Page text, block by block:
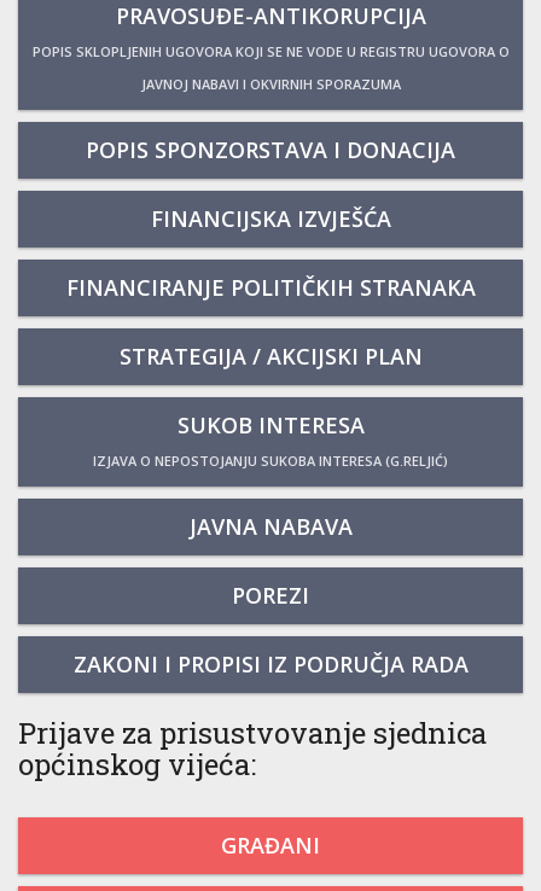
PRAVOSUĐE-ANTIKORUPCIJA
POPIS SKLOPLJENIH UGOVORA KOJI SE NE VODE U REGISTRU UGOVORA O
JAVNOJ NABAVI I OKVIRNIH SPORAZUMA
POPIS SPONZORSTAVA I DONACIJA
FINANCIJSKA IZVJEŠĆA
FINANCIRANJE POLITIČKIH STRANAKA
STRATEGIJA / AKCIJSKI PLAN
SUKOB INTERESA
IZJAVA O NEPOSTOJANJU SUKOBA INTERESA (G.RELJIĆ)
JAVNA NABAVA
POREZI
ZAKONI I PROPISI IZ PODRUČJA RADA
Prijave za prisustvovanje sjednica
općinskog vijeća:
GRAĐANI